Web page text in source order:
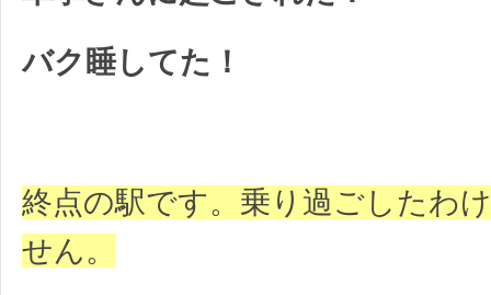
バク睡してた！
終点の駅です。乗り過ごしたわ
せん。